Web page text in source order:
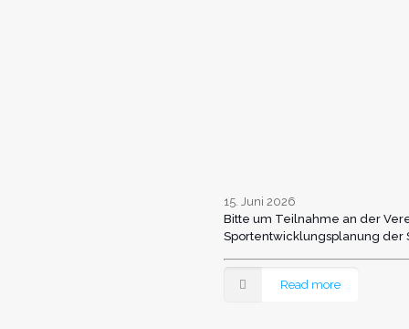
15. Juni 2026
Bitte um Teilnahme an der
Sportentwicklungsplanung der
Read more